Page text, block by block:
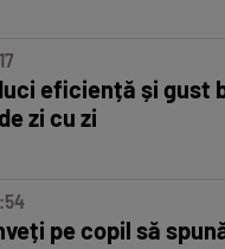
eficiență și gust
zi cu zi
pe copil să